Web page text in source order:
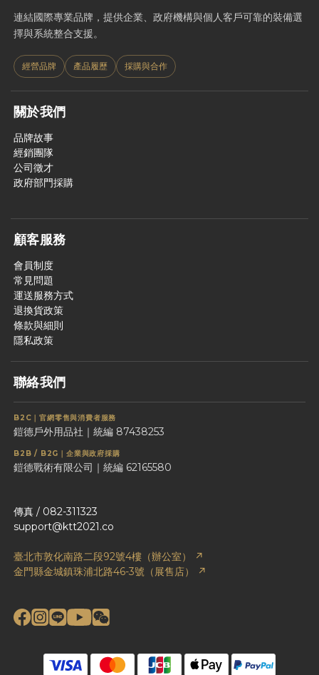
連結國際專業品牌，提供企業、政府機構與個人客戶可靠的裝備選
擇與系統整合支援。
經營品牌 產品履歷 採購與合作
關於我們
品牌故事
經銷團隊
公司徵才
政府部門採購
顧客服務
會員制度
常見問題
運送服務方式
退換貨政策
條款與細則
隱私政策
聯絡我們
B2C｜官網零售與消費者服務
鎧德戶外用品社｜統編 87438253
B2B / B2G｜企業與政府採購
鎧德戰術有限公司｜統編 62165580
傳真 / 082-311323
support@ktt2021.co
臺北市敦化南路二段92號4樓（辦公室） ↗
金門縣金城鎮珠浦北路46-3號（展售店） ↗